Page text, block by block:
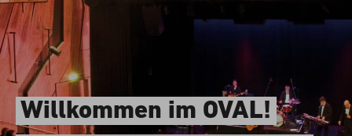
Willkommen im OVAL!